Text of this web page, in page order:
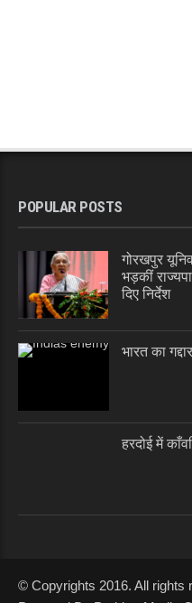
POPULAR POSTS
गोरखपुर
भड़कीं
दिए निर्देश
भारत का
हरदोई में
© Copyrights 2016. All rights